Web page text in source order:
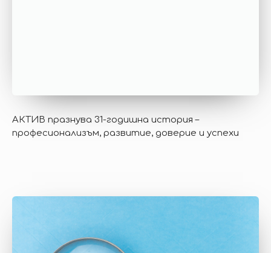
АКТИВ празнува 31-годишна история –
професионализъм, развитие, доверие и успехи